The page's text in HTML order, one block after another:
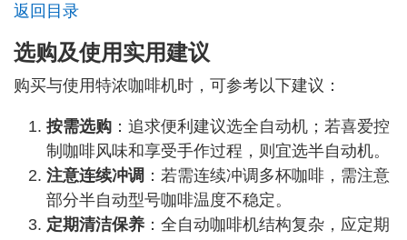
返回目录
选购及使用实用建议
购买与使用特浓咖啡机时，可参考以下建议：
按需选购 ：追求便利建议选全自动机；若喜爱控
制咖啡风味和享受手作过程，则宜选半自动机。
注意连续冲调 ：若需连续冲调多杯咖啡，需注意
部分半自动型号咖啡温度不稳定。
定期清洁保养 ：全自动咖啡机结构复杂，应定期